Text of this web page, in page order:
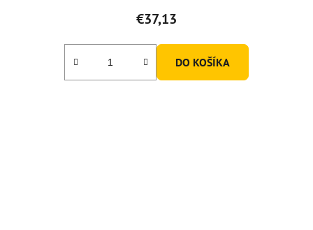
€37,13
DO KOŠÍKA